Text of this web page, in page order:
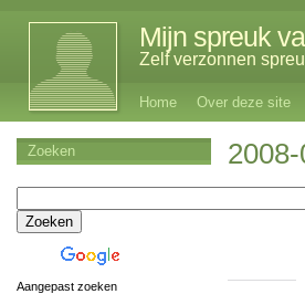
Mijn spreuk
Zelf verzonnen
Home Over deze site
Zoeken
Aangepast zoeken